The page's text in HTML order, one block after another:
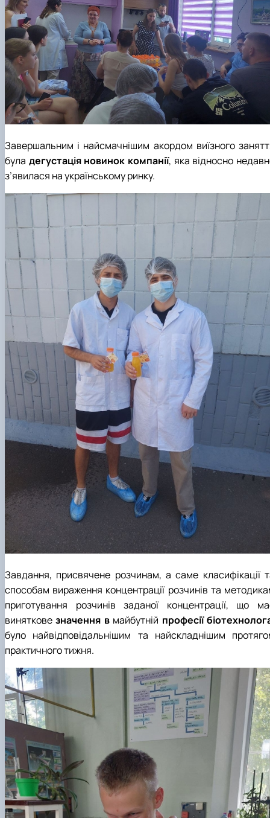
Завершальним і найсмачнішим акордом виїзного
була дегустація новинок компанії, яка відносно
з’явилася на українському ринку.
Завдання, присвячене розчинам, а саме класифікації
способам вираження концентрації розчинів та
приготування розчинів заданої концентрації, що
винятковезначення в майбутній професії
було найвідповідальнішим та найскладнішим
практичного тижня.